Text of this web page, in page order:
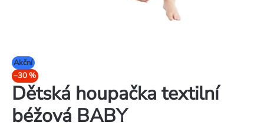
Akční
–30 %
Dětská houpačka textilní
béžová BABY